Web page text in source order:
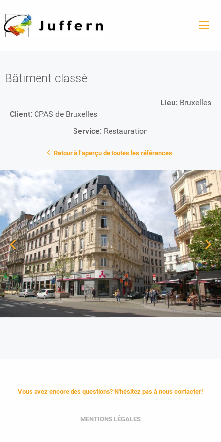
Bâtiment classé
Lieu: Bruxelles
Client: CPAS de Bruxelles
Service: Restauration
Retour à l’aperçu de toutes les références
Vous avez encore des questions? N'hésitez pas à nous contacter!
MENTIONS LÉGALES